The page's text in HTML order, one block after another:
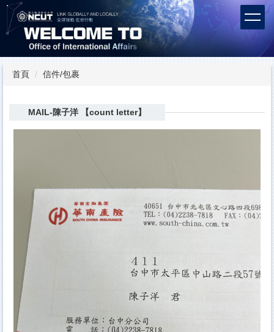
跳
到
主
內
容首頁 信件/包裹
MAIL-陳子洋 【count letter】